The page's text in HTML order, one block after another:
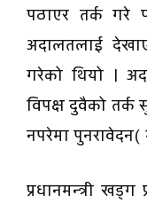
पठाएर तर्क गरे
अदालतलाई
गरेको थियो ।
विपक्ष दुवैको
नपरेमा पुनरावेदन(
प्रधानमन्त्री